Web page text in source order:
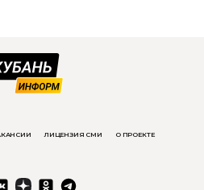
ЛИЦЕНЗИЯ СМИ О ПРОЕКТЕ